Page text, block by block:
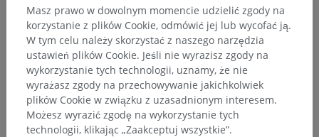
published in 1918 – from http://www.bartleby.com/107/).
Galeria
Masz prawo w dowolnym momencie udzielić zgody na
korzystanie z plików Cookie, odmówić jej lub wycofać ją.
W tym celu należy skorzystać z naszego narzędzia
ustawień plików Cookie. Jeśli nie wyrazisz zgody na
wykorzystanie tych technologii, uznamy, że nie
wyrażasz zgody na przechowywanie jakichkolwiek
plików Cookie w związku z uzasadnionym interesem.
Możesz wyrazić zgodę na wykorzystanie tych
technologii, klikając „Zaakceptuj wszystkie”.